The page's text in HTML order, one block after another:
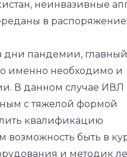
пандемии, главный
именно необходимо и
В данном случае ИВЛ
с тяжелой формой
квалификацию
возможность быть в
и методик
инновационного